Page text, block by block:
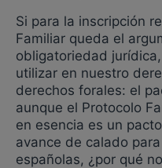
Si para la inscripción
Familiar queda el
obligatoriedad
utilizar en nuestro
derechos forales: el
aunque el Protocolo
en esencia es un
avance de calado
españolas, ¿por qué